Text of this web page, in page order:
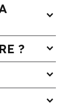
expand_more
? expand_more
expand_more
expand_more